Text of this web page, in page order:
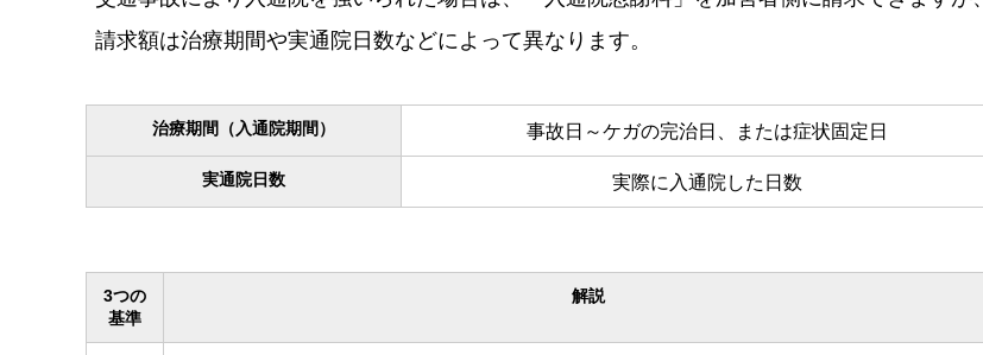
請求額は治療期間や実通院日数などによって異なります。
治療期間（入通院期間） 事故日～ケガの完治日、または症状固定日
実通院日数 実際に入通院した日数
3つの
基準
解説